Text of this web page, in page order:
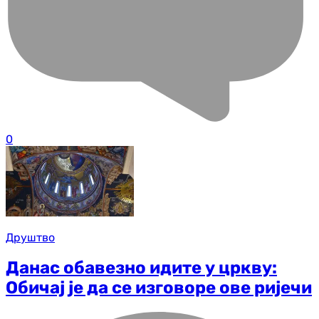
0
Друштво
Данас обавезно идите у цркву:
Обичај је да се изговоре ове ријечи